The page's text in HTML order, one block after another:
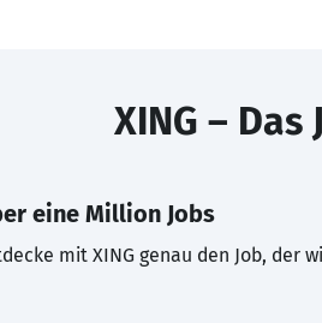
XING –
eine Million Jobs
mit XING genau den Job, der